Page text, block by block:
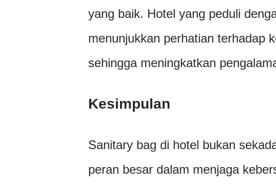
yang baik. Hotel yang peduli
menunjukkan perhatian terhadap
sehingga meningkatkan
Kesimpulan
Sanitary bag di hotel bukan
peran besar dalam menjaga